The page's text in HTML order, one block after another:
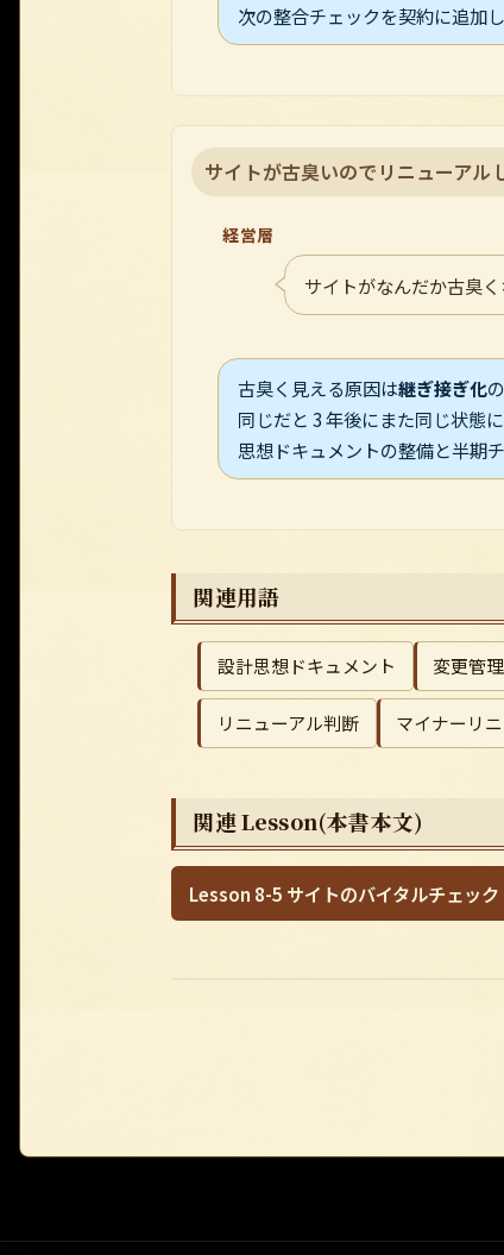
次の整合チェックを契約に追加
サイトが古臭いのでリニューアル
経営層
サイトがなんだか古臭
古臭く見える原因は継ぎ接ぎ化
同じだと 3 年後にまた同じ状態
思想ドキュメントの整備と半期
関連用語
設計思想ドキュメント 変更管
リニューアル判断 マイナーリ
関連 Lesson(本書本文)
Lesson 8-5 サイトのバイタルチェック